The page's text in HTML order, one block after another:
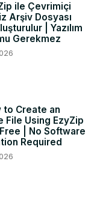
案在所有作業系
換器 #ezyzip
ile Çevrimiçi
Arşiv Dosyası
| Yazılım
Gerekmez
to Create an
File Using EzyZip
| No Software
Required